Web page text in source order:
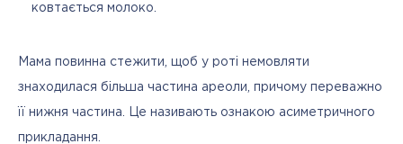
ковтається молоко.
Мама повинна стежити, щоб у роті немовляти
знаходилася більша частина ареоли, причому переважно
її нижня частина. Це називають ознакою асиметричного
прикладання.